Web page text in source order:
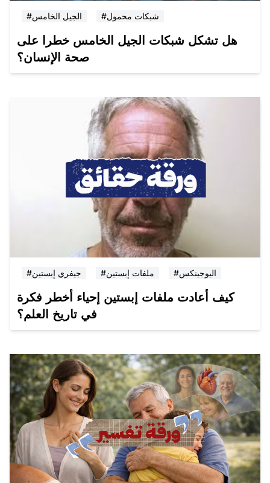
#الجيل الخامس #شبكات محمول
هل تشكل شبكات الجيل الخامس خطرا على
صحة الإنسان؟
#جيفري إبستين #ملفات إبستين #اليوجينكس
كيف أعادت ملفات إبستين إحياء أخطر فكرة
في تاريخ العلم؟